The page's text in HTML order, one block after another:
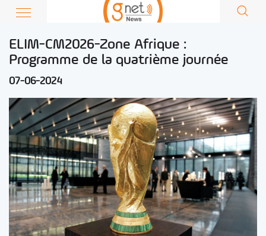
ELIM-CM2026-Zone Afrique :
Programme de la quatrième journée
07-06-2024